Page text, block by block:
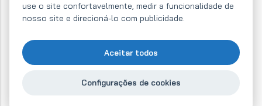
use o site confortavelmente, medir a funcionalidade de
nosso site e direcioná-lo com publicidade.
Aceitar todos
Configurações de cookies